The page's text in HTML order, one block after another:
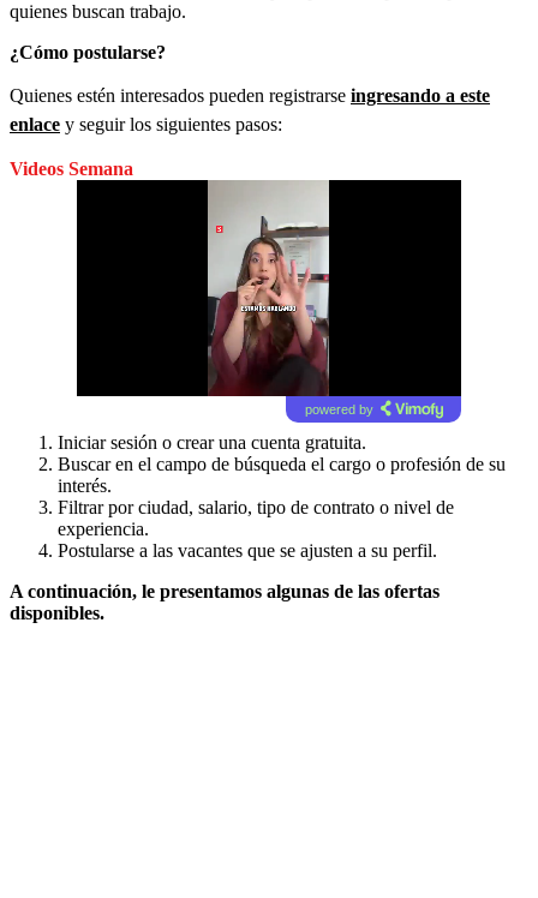
quienes buscan trabajo.
¿Cómo postularse?
Quienes estén interesados pueden registrarse ingresando a este
enlace y seguir los siguientes pasos:
Videos Semana
powered by
Iniciar sesión o crear una cuenta gratuita.
Buscar en el campo de búsqueda el cargo o profesión de su
interés.
Filtrar por ciudad, salario, tipo de contrato o nivel de
experiencia.
Postularse a las vacantes que se ajusten a su perfil.
A continuación, le presentamos algunas de las ofertas
disponibles.